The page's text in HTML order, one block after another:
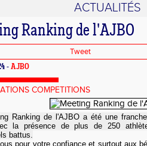
ACTUALITÉS
Ranking de l'AJBO
Tweet
- AJBO
COMPETITIONS
Ranking de l'AJBO a été une
la présence de plus de 250
battus.
pour votre confiance et surtout aux